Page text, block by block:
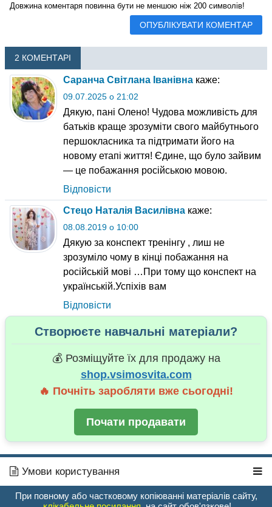
Довжина коментаря повинна бути не меншою ніж 200 символів!
2 КОМЕНТАРІ
Саранча Світлана Іванівна каже:
09.07.2025 о 21:02
Дякую, пані Олено! Чудова можливість для
батьків краще зрозуміти свого майбутнього
першокласника та підтримати його на
новому етапі життя! Єдине, що було зайвим
— це побажання російською мовою.
Відповісти
Стецо Наталія Василівна каже:
08.08.2019 о 10:00
Дякую за конспект тренінгу , лиш не
зрозуміло чому в кінці побажання на
російській мові …При тому що конспект на
українській.Успіхів вам
Відповісти
Створюєте навчальні матеріали?
💰 Розміщуйте їх для продажу на
shop.vsimosvita.com
🔥 Почніть заробляти вже сьогодні!
Почати продавати
Умови користування
При повному або частковому копіюванні матеріалів сайту,